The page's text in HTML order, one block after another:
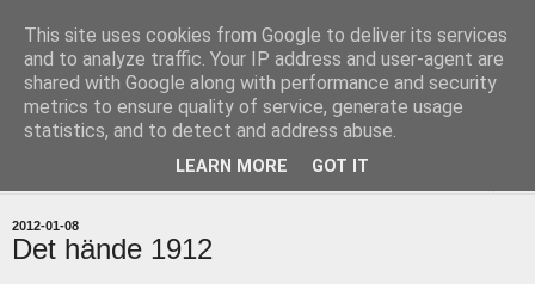
uddevallabloggen.se
med stort och smått från Uddevallas horisont
2012-01-08
Det hände 1912
This site uses cookies from Google to deliver its services
and to analyze traffic. Your IP address and user-agent are
shared with Google along with performance and security
metrics to ensure quality of service, generate usage
statistics, and to detect and address abuse.
LEARN MORE GOT IT